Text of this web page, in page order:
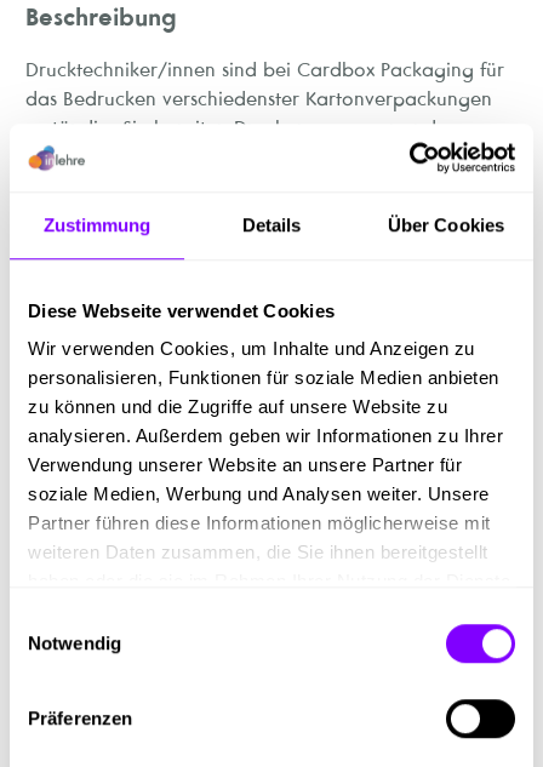
Zustimmung Details Über Cookies
Diese Webseite verwendet Cookies
Wir verwenden Cookies, um Inhalte und Anzeigen zu
personalisieren, Funktionen für soziale Medien anbieten
zu können und die Zugriffe auf unsere Website zu
analysieren. Außerdem geben wir Informationen zu Ihrer
Verwendung unserer Website an unsere Partner für
soziale Medien, Werbung und Analysen weiter. Unsere
Partner führen diese Informationen möglicherweise mit
weiteren Daten zusammen, die Sie ihnen bereitgestellt
Notwendig
Präferenzen
Beschreibung
Drucktechniker/innen sind bei Cardbox Packaging für
das Bedrucken verschiedenster Kartonverpackungen
zuständig. Sie bereiten Druckprozesse vor und
koordinieren Arbeitsabläufe.
Druckaufträge planst und dabei Druckmaschinen
einrichtest, die Farben anpasst und Druckprozesse
hochmodernen Maschinen pflegst und instand hältst.
Im Austausch mit Fachkräften lernst du komplexe
Arbeitsabläufe schnell zu verstehen.
Tätigkeiten
Herstellung von Druckprodukten aus Papier und Karton
Bedienen und Einrichten der Druckmaschine
Farbvorlage
gleichbleibende Qualität